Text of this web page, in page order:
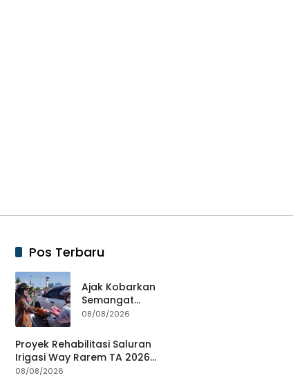
Pos Terbaru
Ajak Kobarkan
Semangat
Kemerdekaan, Eva
Ribu Bendera
Merah Putih ke
08/08/2026
Proyek Rehabilitasi Saluran
Irigasi Way Rarem TA 2026
Diduga Tidak Sesuai SOP.
08/08/2026